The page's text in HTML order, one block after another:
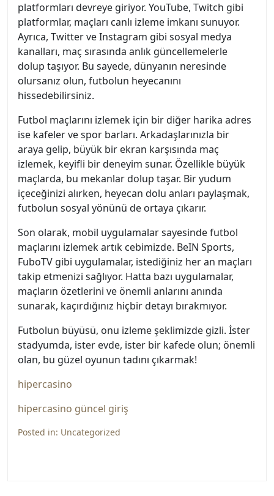
platformları devreye giriyor. YouTube, Twitch gibi
platformlar, maçları canlı izleme imkanı sunuyor.
Ayrıca, Twitter ve Instagram gibi sosyal medya
kanalları, maç sırasında anlık güncellemelerle
dolup taşıyor. Bu sayede, dünyanın neresinde
olursanız olun, futbolun heyecanını
hissedebilirsiniz.
Futbol maçlarını izlemek için bir diğer harika adres
ise kafeler ve spor barları. Arkadaşlarınızla bir
araya gelip, büyük bir ekran karşısında maç
izlemek, keyifli bir deneyim sunar. Özellikle büyük
maçlarda, bu mekanlar dolup taşar. Bir yudum
içeceğinizi alırken, heyecan dolu anları paylaşmak,
futbolun sosyal yönünü de ortaya çıkarır.
Son olarak, mobil uygulamalar sayesinde futbol
maçlarını izlemek artık cebimizde. BeIN Sports,
FuboTV gibi uygulamalar, istediğiniz her an maçları
takip etmenizi sağlıyor. Hatta bazı uygulamalar,
maçların özetlerini ve önemli anlarını anında
sunarak, kaçırdığınız hiçbir detayı bırakmıyor.
Futbolun büyüsü, onu izleme şeklimizde gizli. İster
stadyumda, ister evde, ister bir kafede olun; önemli
olan, bu güzel oyunun tadını çıkarmak!
hipercasino
hipercasino güncel giriş
Posted in: Uncategorized